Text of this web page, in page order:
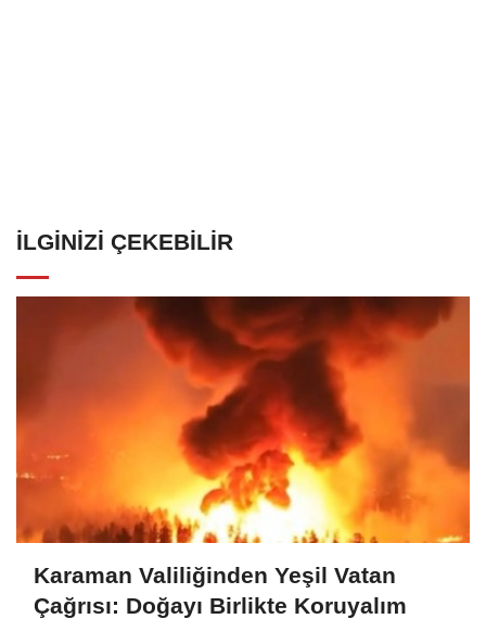
İLGINIZI ÇEKEBILIR
Karaman Valiliğinden Yeşil Vatan
Çağrısı: Doğayı Birlikte Koruyalım